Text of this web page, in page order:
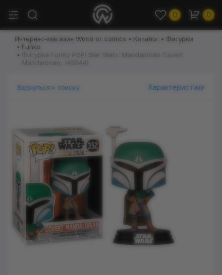
0 0
Интернет-магазин World of comics Каталог
Фигурки
Funko
Фигурка Funko POP! Star Wars: Mandalorian Covert
Mandalorian, (45544)
Вернуться к списку Характеристики